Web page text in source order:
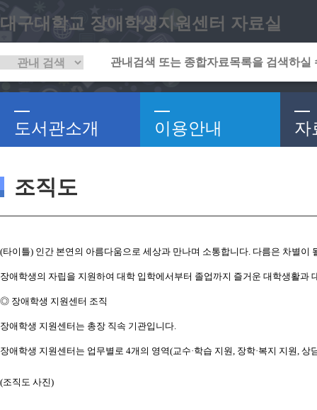
대구대학교 장애학생지원센터 자료실
도서관소개 이용안내 자
조직도
(타이틀) 인간 본연의 아름다움으로 세상과 만나며 소통합니다. 다름은 차별이
장애학생의 자립을 지원하여 대학 입학에서부터 졸업까지 즐거운 대학생활과
◎ 장애학생 지원센터 조직
장애학생 지원센터는 총장 직속 기관입니다.
장애학생 지원센터는 업무별로 4개의 영역(교수·학습 지원, 장학·복지 지원, 상
(조직도 사진)